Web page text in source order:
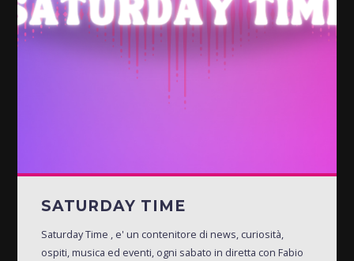
SATURDAY TIME
Saturday Time , e' un contenitore di news, curiosità,
ospiti, musica ed eventi, ogni sabato in diretta con Fabio